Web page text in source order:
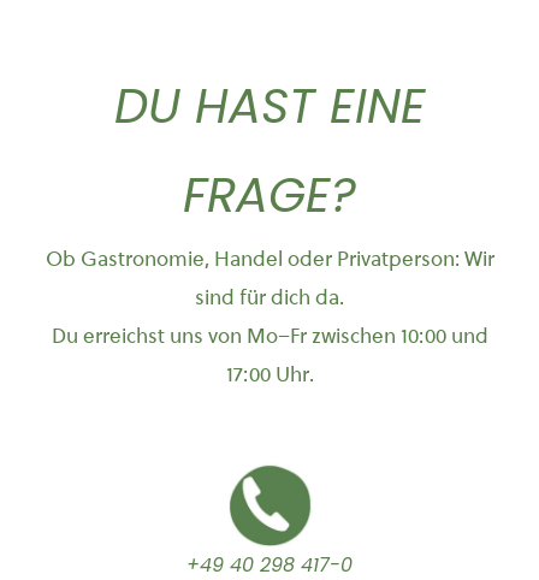
DU HAST EINE
FRAGE?
Ob Gastronomie, Handel oder Privatperson: Wir
sind für dich da.
Du erreichst uns von Mo–Fr zwischen 10:00 und
17:00 Uhr.
+49 40 298 417-0